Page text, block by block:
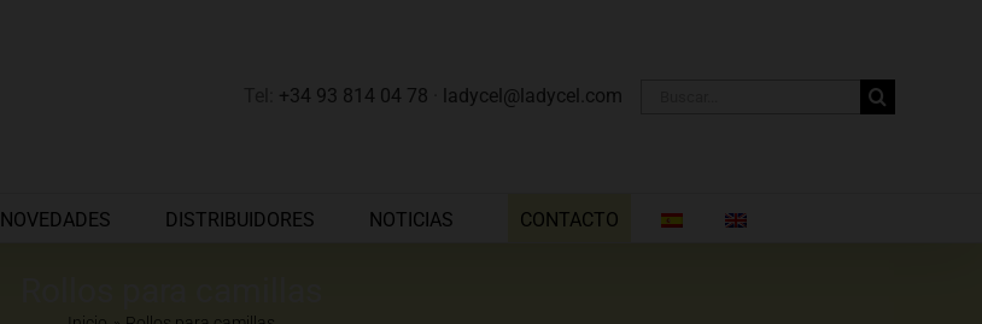
+34 93 814 04 78 ladycel@ladycel.com
NOVEDADES DISTRIBUIDORES NOTICIAS CONTACTO